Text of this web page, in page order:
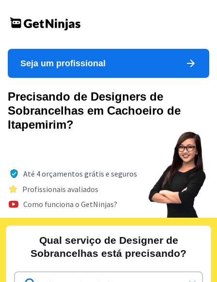
Seja um profissional
Precisando de Designers de
Sobrancelhas em Cachoeiro de
Itapemirim?
Até 4 orçamentos grátis e seguros
Profissionais avaliados
Como funciona o GetNinjas?
Qual serviço de Designer de
Sobrancelhas está precisando?